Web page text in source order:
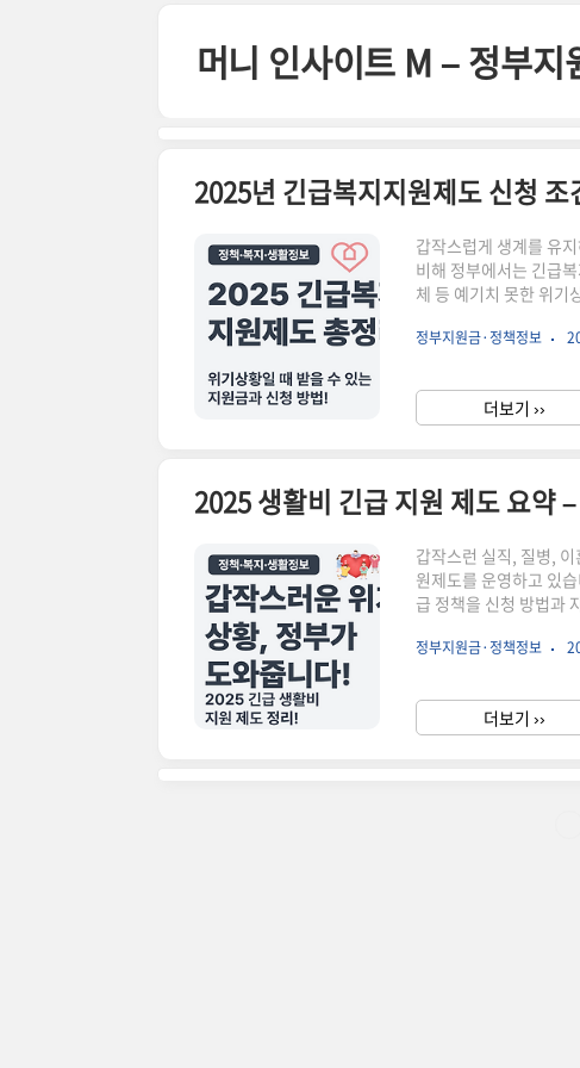
머니 인사이트 M – 정부
갑작스럽게 생계를 유
비해 정부에서는 긴급
체 등 예기치 못한 위기
용, 절차까지 한눈에 정
단🏥 중대한 질병, 부상
연재해 등으로 인한 주
정부지원금·정책정보
더보기 ››
2025 생활비 긴급 지원 제도 요약
갑작스런 실직, 질병,
원제도를 운영하고 있
급 정책을 신청 방법과
는 제도입니다. 별도 소
으로 소득이 급감한 경
재해 피해 시가정폭력
정부지원금·정책정보
더보기 ››